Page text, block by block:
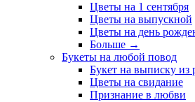
Цветы на 1 сентября
Цветы на выпускной
Цветы на день
Больше →
Букеты на любой повод
Букет на выписку из
Цветы на свидание
Признание в любви